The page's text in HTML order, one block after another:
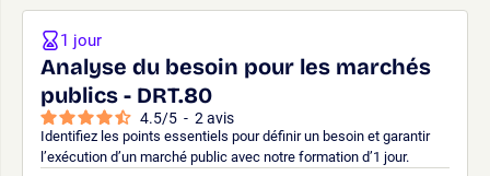
Analyse du besoin pour les marchés
publics - DRT.80
4.5/5 - 2 avis
Identifiez les points essentiels pour définir un besoin et garantir
l’exécution d’un marché public avec notre formation d’1 jour.
1 jour